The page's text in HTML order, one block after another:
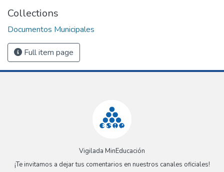
Collections
Documentos Municipales
Full item page
Vigilada MinEducación
¡Te invitamos a dejar tus comentarios en nuestros canales oficiales!